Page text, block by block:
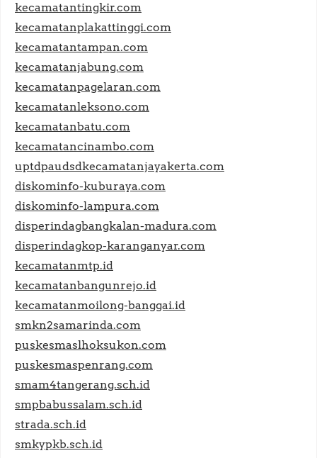
kecamatantingkir.com
kecamatanplakattinggi.com
kecamatantampan.com
kecamatanjabung.com
kecamatanpagelaran.com
kecamatanleksono.com
kecamatanbatu.com
kecamatancinambo.com
uptdpaudsdkecamatanjayakerta.com
diskominfo-kuburaya.com
diskominfo-lampura.com
disperindagbangkalan-madura.com
disperindagkop-karanganyar.com
kecamatanmtp.id
kecamatanbangunrejo.id
kecamatanmoilong-banggai.id
smkn2samarinda.com
puskesmaslhoksukon.com
puskesmaspenrang.com
smam4tangerang.sch.id
smpbabussalam.sch.id
strada.sch.id
smkypkb.sch.id